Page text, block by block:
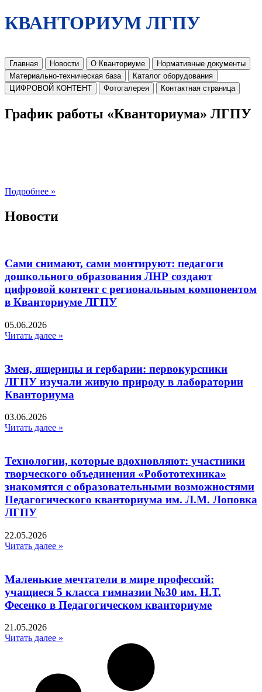
КВАНТОРИУМ ЛГПУ
Главная Новости О Кванториуме
Нормативные документы
Материально-техническая база
Каталог оборудования
ЦИФРОВОЙ КОНТЕНТ
Фотогалерея Контактная страница
График работы «Кванториума» ЛГПУ
Подробнее »
Новости
Сами снимают, сами монтируют: педагоги
дошкольного образования ЛНР создают
цифровой контент с региональным компонентом
в Кванториуме ЛГПУ​
05.06.2026
Читать далее »
Змеи, ящерицы и гербарии: первокурсники
ЛГПУ изучали живую природу в лаборатории
Кванториума
03.06.2026
Читать далее »
Технологии, которые вдохновляют: участники
творческого объединения «Робототехника»
знакомятся с образовательными возможностями
Педагогического кванториума им. Л.М. Лоповка
ЛГПУ
22.05.2026
Читать далее »
Маленькие мечтатели в мире профессий:
учащиеся 5 класса гимназии №30 им. Н.Т.
Фесенко в Педагогическом кванториуме
21.05.2026
Читать далее »